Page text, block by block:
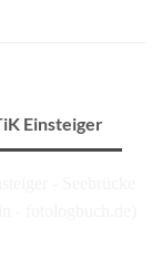
Einsteiger